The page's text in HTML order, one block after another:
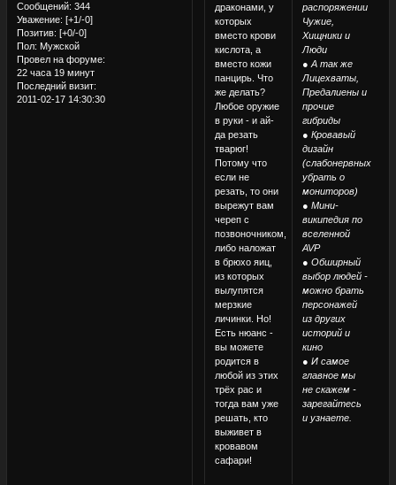
Сообщений: 344
Уважение: [+1/-0]
Позитив: [+0/-0]
Пол: Мужской
Провел на форуме:
22 часа 19 минут
Последний визит:
2011-02-17 14:30:30
драконами, у
которых
вместо крови
кислота, а
вместо кожи
панцирь. Что
же делать?
Любое оружие
в руки - и ай-
да резать
тварюг!
Потому что
если не
резать, то они
вырежут вам
череп с
позвоночником,
либо наложат
в брюхо яиц,
из которых
вылупятся
мерзкие
личинки. Но!
Есть нюанс -
вы можете
родится в
любой из этих
трёх рас и
тогда вам уже
решать, кто
выживет в
кровавом
сафари!
распоряжении
Чужие,
Хищники и
Люди
● А так же
Лицехваты,
Предалиены и
прочие
гибриды
● Кровавый
дизайн
(слабонервных
убрать о
мониторов)
● Мини-
википедия по
вселенной
AVP
● Обширный
выбор людей -
можно брать
персонажей
из других
историй и
кино
● И самое
главное мы
не скажем -
зарегайтесь
и узнаете.